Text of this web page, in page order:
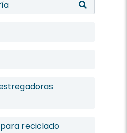
reciclado